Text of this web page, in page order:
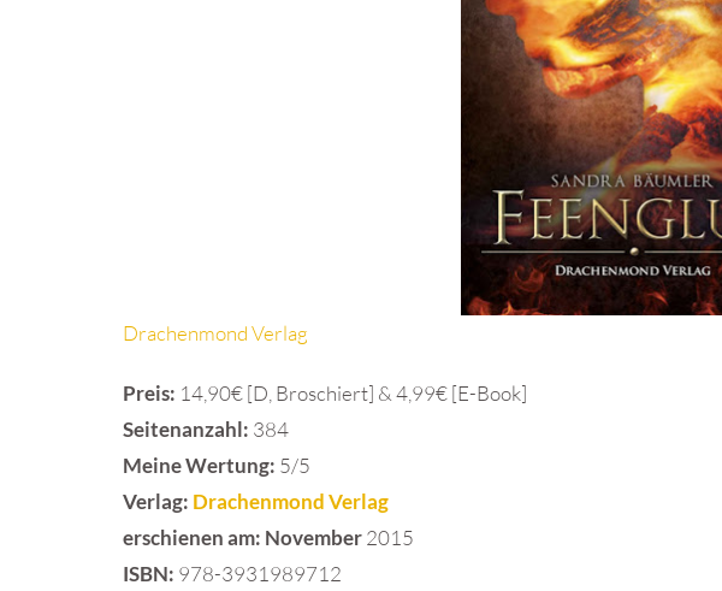
Drachenmond Verlag
Preis: 14,90€ [D, Broschiert] & 4,99€ [E-Book]
Seitenanzahl: 384
Meine Wertung: 5/5
Verlag: Drachenmond Verlag
erschienen am: November2015
ISBN: 978-3931989712